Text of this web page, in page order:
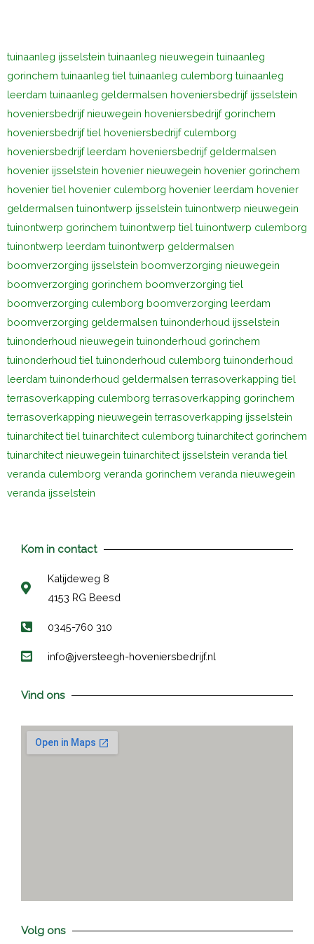
tuinaanleg ijsselstein tuinaanleg nieuwegein tuinaanleg
gorinchem tuinaanleg tiel tuinaanleg culemborg tuinaanleg
leerdam tuinaanleg geldermalsen hoveniersbedrijf ijsselstein
hoveniersbedrijf nieuwegein hoveniersbedrijf gorinchem
hoveniersbedrijf tiel hoveniersbedrijf culemborg
hoveniersbedrijf leerdam hoveniersbedrijf geldermalsen
hovenier ijsselstein hovenier nieuwegein hovenier gorinchem
hovenier tiel hovenier culemborg hovenier leerdam hovenier
geldermalsen tuinontwerp ijsselstein tuinontwerp nieuwegein
tuinontwerp gorinchem tuinontwerp tiel tuinontwerp culemborg
tuinontwerp leerdam tuinontwerp geldermalsen
boomverzorging ijsselstein boomverzorging nieuwegein
boomverzorging gorinchem boomverzorging tiel
boomverzorging culemborg boomverzorging leerdam
boomverzorging geldermalsen tuinonderhoud ijsselstein
tuinonderhoud nieuwegein tuinonderhoud gorinchem
tuinonderhoud tiel tuinonderhoud culemborg tuinonderhoud
leerdam tuinonderhoud geldermalsen terrasoverkapping tiel
terrasoverkapping culemborg terrasoverkapping gorinchem
terrasoverkapping nieuwegein terrasoverkapping ijsselstein
tuinarchitect tiel tuinarchitect culemborg tuinarchitect gorinchem
tuinarchitect nieuwegein tuinarchitect ijsselstein veranda tiel
veranda culemborg veranda gorinchem veranda nieuwegein
veranda ijsselstein
Kom in contact
Katijdeweg 8
4153 RG Beesd
0345-760 310
info@jversteegh-hoveniersbedrijf.nl
Vind ons
Volg ons